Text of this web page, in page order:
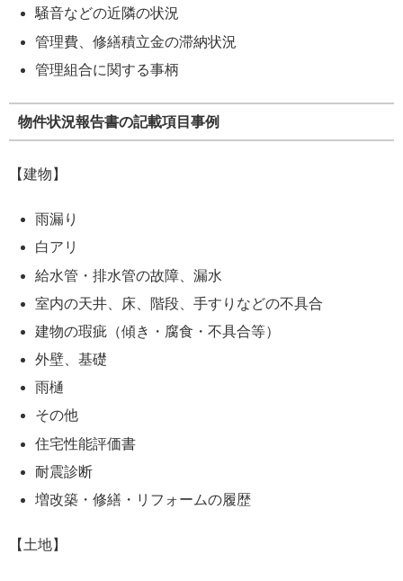
騒音などの近隣の状況
管理費、修繕積立金の滞納状況
管理組合に関する事柄
物件状況報告書の記載項目事例
【建物】
雨漏り
白アリ
給水管・排水管の故障、漏水
室内の天井、床、階段、手すりなどの不具合
建物の瑕疵（傾き・腐食・不具合等）
外壁、基礎
雨樋
その他
住宅性能評価書
耐震診断
増改築・修繕・リフォームの履歴
【土地】